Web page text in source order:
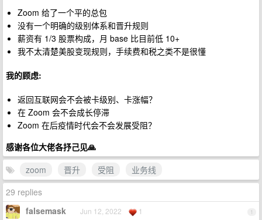
Zoom 给了一个平的总包
没有一个明确的级别体系和晋升规则
薪资有 1/3 股票构成，月 base 比目前低 10+
我不太清楚美股变现规则，手续费和税之类不是很懂
我的顾虑:
返回互联网会不会被卡级别、卡涨幅？
在 Zoom 会不会成长停滞
Zoom 在后疫情时代会不会发展受阻？
感谢各位大佬各抒己见🙏
zoom
晋升 受阻
业务线
29 replies
1
falsemask Jun 12, 2022 1